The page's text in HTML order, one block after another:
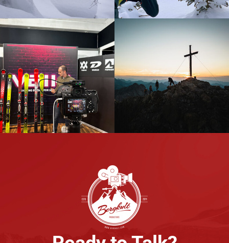
Snow
Völkl Dalbello
Marker
Austria
Videoschulung
Montafon
Tourismus